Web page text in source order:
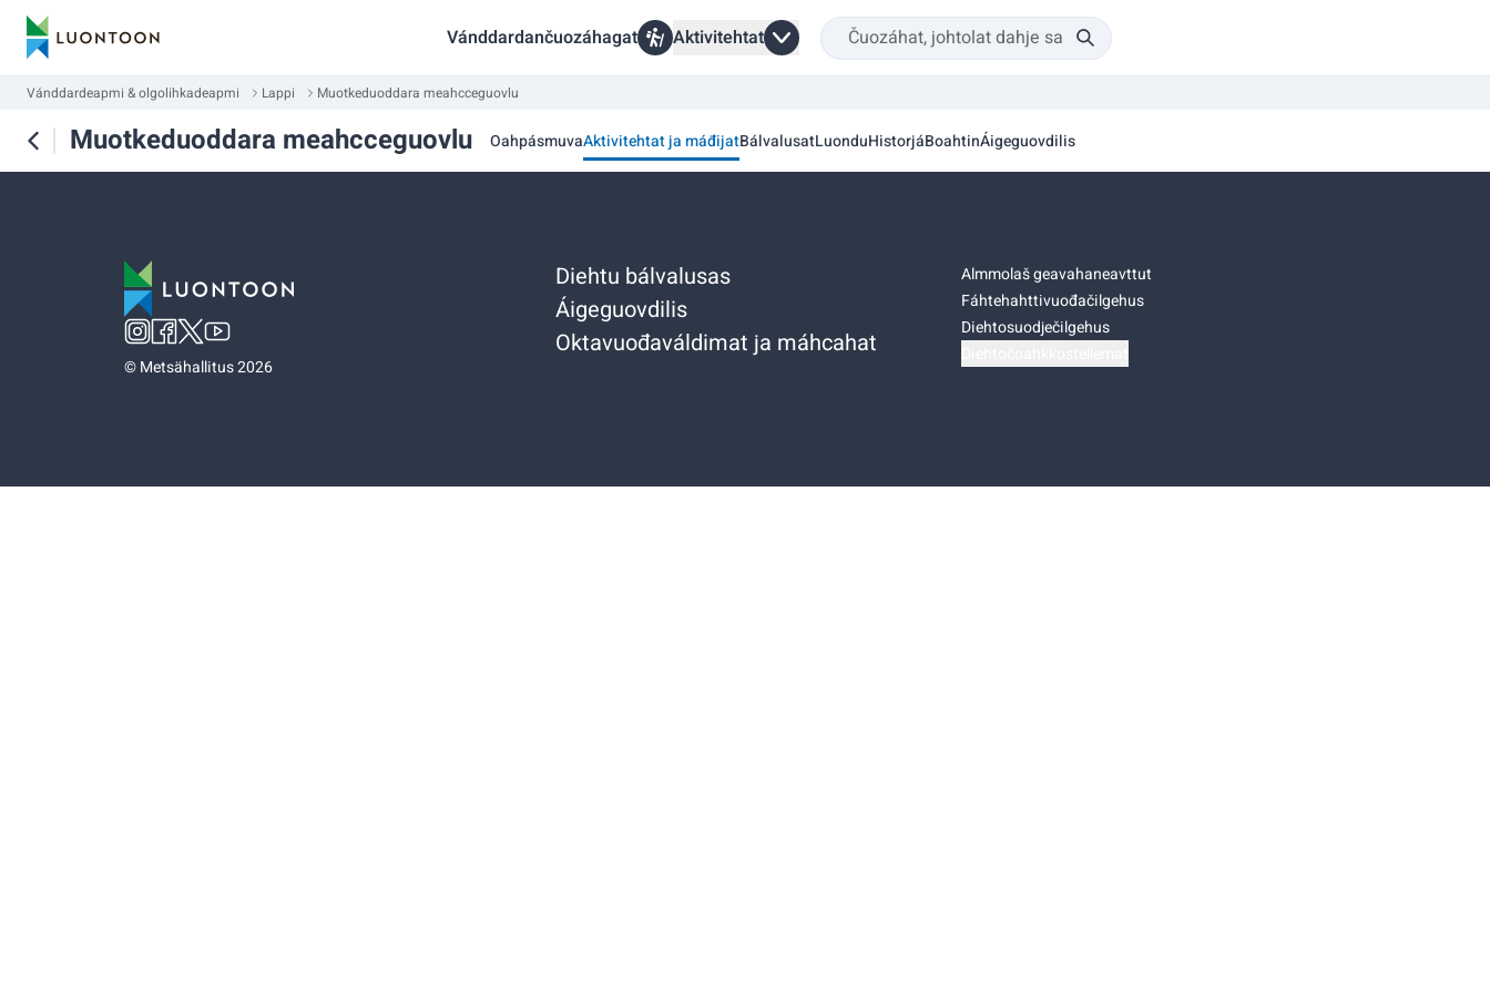
Vánddardančuozáhagat Aktivitehtat
Vánddardeapmi & olgolihkadeapmi Lappi Muotkeduoddara meahcceguovlu
Muotkeduoddara meahcceguovlu OahpásmuvaAktivitehtat ja máđijatBálvalusatLuonduHistorjáBoahtinÁigeguovdilis
©Metsähallitus 2026
Diehtu bálvalusas
Áigeguovdilis
Oktavuođaváldimat ja máhcahat
Almmolaš geavahaneavttut
Fáhtehahttivuođačilgehus
Diehtosuodječilgehus